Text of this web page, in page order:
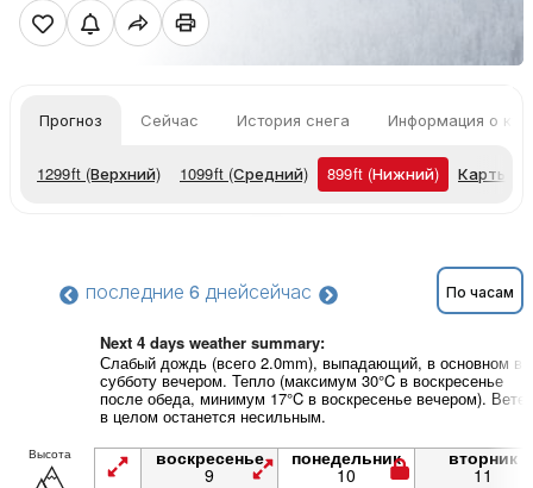
Прогноз Сейчас История снега Информация о
1299ft (Верхний) 1099ft (Средний) 899ft (Нижний) Карты
последние 6 днейсейчас По часам
Next 4 days weather summary:
Слабый дождь (всего 2.0mm), выпадающий, в основном в
субботу вечером. Тепло (максимум 30°C в воскресенье
после обеда, минимум 17°C в воскресенье вечером). Ветер
в целом останется несильным.
Высота воскресенье
9
понедельник
10
вторник
11